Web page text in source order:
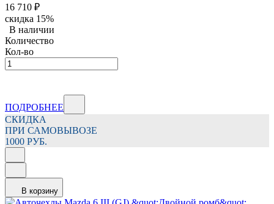
16 710 ₽
скидка 15%
В наличии
Количество
Кол-во
ПОДРОБНЕЕ
СКИДКА
ПРИ САМОВЫВОЗЕ
1000 РУБ.
В корзину